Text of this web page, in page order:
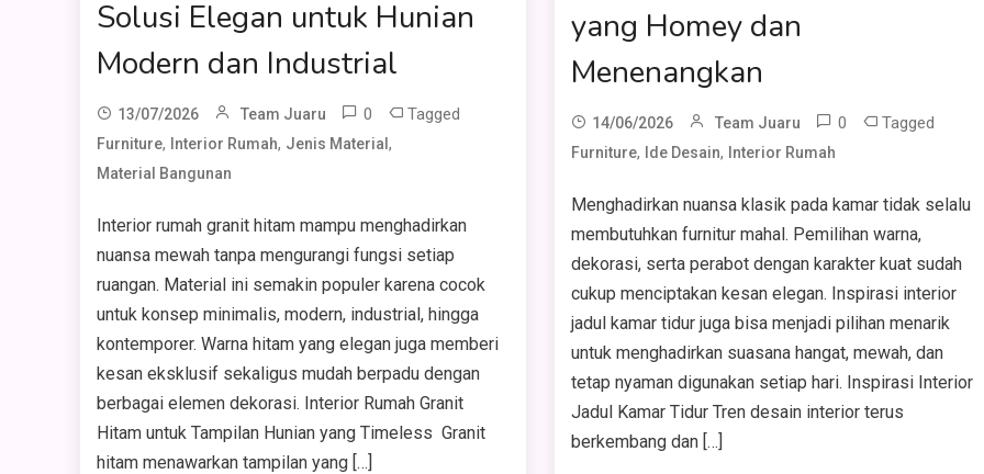
Solusi Elegan untuk Hunian
Modern dan Industrial
13/07/2026 Team Juaru 0 Tagged
Furniture, Interior Rumah, Jenis Material,
Material Bangunan
Interior rumah granit hitam mampu menghadirkan
nuansa mewah tanpa mengurangi fungsi setiap
ruangan. Material ini semakin populer karena cocok
untuk konsep minimalis, modern, industrial, hingga
kontemporer. Warna hitam yang elegan juga memberi
kesan eksklusif sekaligus mudah berpadu dengan
berbagai elemen dekorasi. Interior Rumah Granit
Hitam untuk Tampilan Hunian yang Timeless Granit
hitam menawarkan tampilan yang […]
yang Homey dan
Menenangkan
14/06/2026 Team Juaru 0 Tagged
Furniture, Ide Desain, Interior Rumah
Menghadirkan nuansa klasik pada kamar tidak selalu
membutuhkan furnitur mahal. Pemilihan warna,
dekorasi, serta perabot dengan karakter kuat sudah
cukup menciptakan kesan elegan. Inspirasi interior
jadul kamar tidur juga bisa menjadi pilihan menarik
untuk menghadirkan suasana hangat, mewah, dan
tetap nyaman digunakan setiap hari. Inspirasi Interior
Jadul Kamar Tidur Tren desain interior terus
berkembang dan […]